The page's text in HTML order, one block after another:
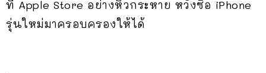
ที่ Apple Store อย่างหิวกระหาย หวังซื้อ iPhone
รุ่นใหม่มาครอบครองให้ได้